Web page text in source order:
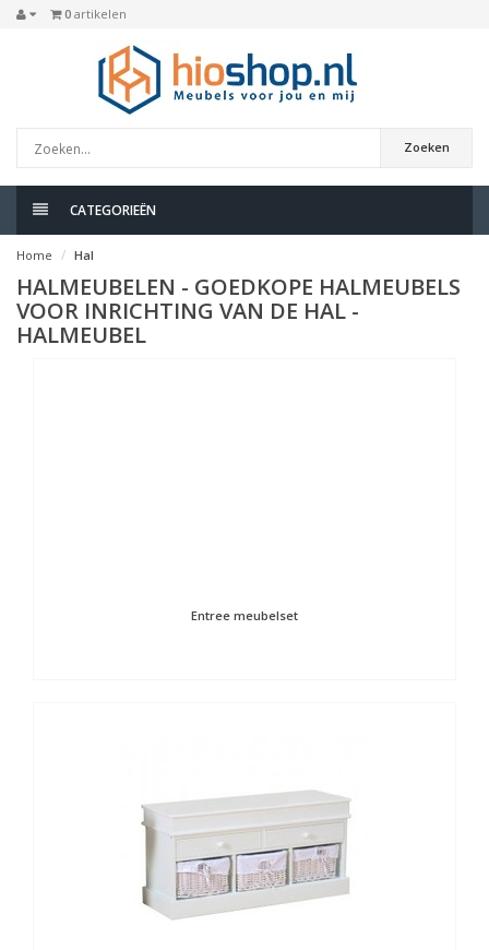
0 artikelen
Zoeken
CATEGORIEËN
Home Hal
HALMEUBELEN - GOEDKOPE HALMEUBELS
VOOR INRICHTING VAN DE HAL -
HALMEUBEL
Entree meubelset